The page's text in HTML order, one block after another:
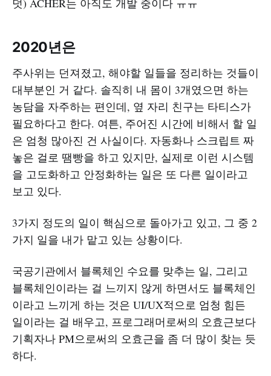
덧) ACHER는 아직도 개발 중이다 ㅠㅠ
2020년은
주사위는 던져졌고, 해야할 일들을 정리하는 것들이
대부분인 거 같다. 솔직히 내 몸이 3개였으면 하는
농담을 자주하는 편인데, 옆 자리 친구는 타티스가
필요하다고 한다. 여튼, 주어진 시간에 비해서 할 일
은 엄청 많아진 건 사실이다. 자동화나 스크립트 짜
놓은 걸로 땜빵을 하고 있지만, 실제로 이런 시스템
을 고도화하고 안정화하는 일은 또 다른 일이라고
보고 있다.
3가지 정도의 일이 핵심으로 돌아가고 있고, 그 중 2
가지 일을 내가 맡고 있는 상황이다.
국공기관에서 블록체인 수요를 맞추는 일, 그리고
블록체인이라는 걸 느끼지 않게 하면서도 블록체인
이라고 느끼게 하는 것은 UI/UX적으로 엄청 힘든
일이라는 걸 배우고, 프로그래머로써의 오효근보다
기획자나 PM으로써의 오효근을 좀 더 많이 찾는 듯
하다.